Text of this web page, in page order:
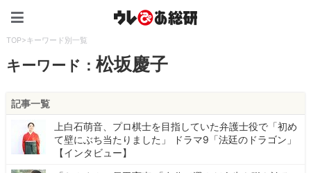
TOP>キーワード別一覧
キーワード：松坂慶子
記事一覧
上白石萌音、プロ棋士を目指していた弁護士役で「初め
て壁にぶち当たりました」 ドラマ9「法廷のドラゴン」
【インタビュー】